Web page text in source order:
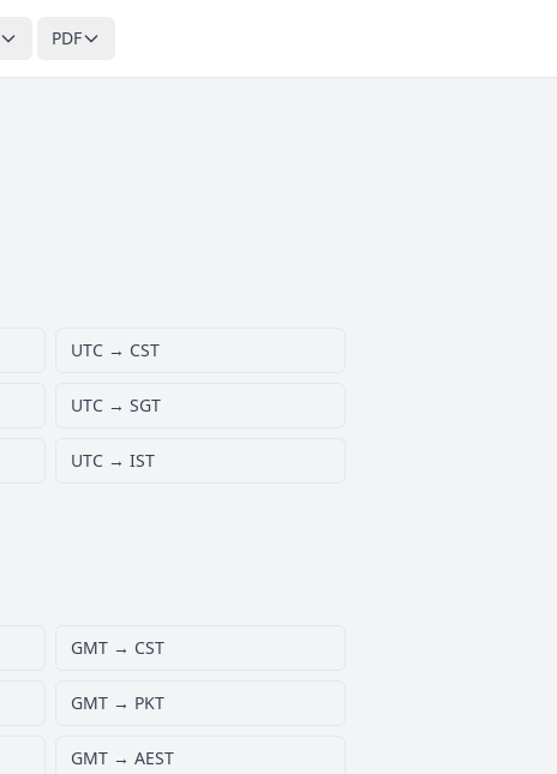
PDF
UTC → CST
UTC → SGT
UTC → IST
GMT → CST
GMT → PKT
GMT → AEST